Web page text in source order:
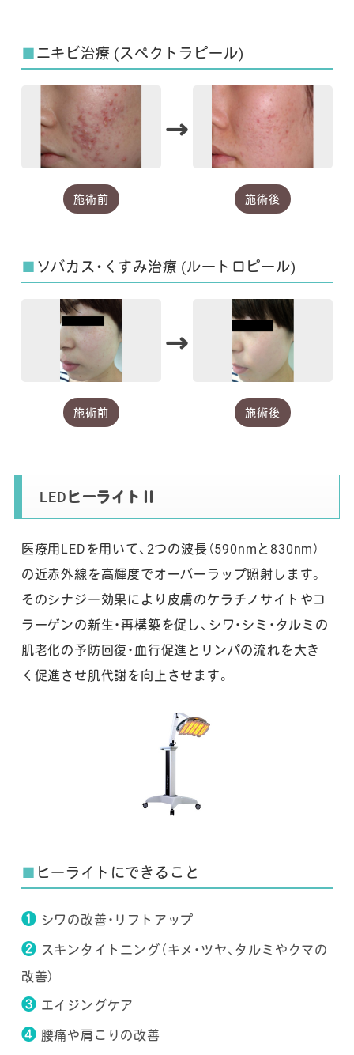
■ニキビ治療 (スペクトラピール)
施術前
→
施術後
■ ソバカス・くすみ治療 (ルートロピール)
施術前
→
施術後
LEDヒーライトⅡ
医療用LEDを用いて、2つの波長（590nmと830nm）
の近赤外線を高輝度でオーバーラップ照射します。
そのシナジー効果により皮膚のケラチノサイトやコ
ラーゲンの新生・再構築を促し、シワ・シミ・タルミの
肌老化の予防回復・血行促進とリンパの流れを大き
く促進させ肌代謝を向上させます。
■ ヒーライトにできること
❶ シワの改善・リフトアップ
❷ スキンタイトニング（キメ・ツヤ、タルミやクマの
改善）
❸ エイジングケア
❹ 腰痛や肩こりの改善